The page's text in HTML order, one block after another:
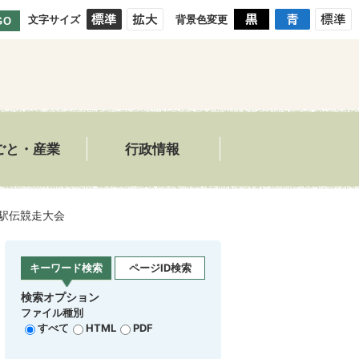
文字サイズ 背景色変更
と・産業 行政情報
伝競走大会
キーワード検索 ページID検索
検索オプション
ファイル種別
すべて
HTML PDF